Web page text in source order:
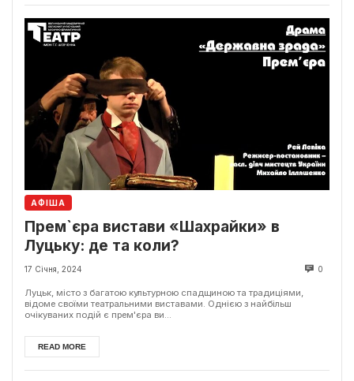
АФІША
Прем`єра вистави «Шахрайки» в
Луцьку: де та коли?
17 Січня, 2024 0
Луцьк, місто з багатою культурною спадщиною та традиціями,
відоме своїми театральними виставами. Однією з найбільш
очікуваних подій є прем'єра ви...
READ MORE